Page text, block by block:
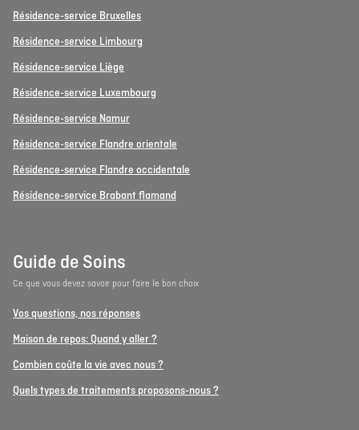
Résidence-service Bruxelles
Résidence-service Limbourg
Résidence-service Liège
Résidence-service Luxembourg
Résidence-service Namur
Résidence-service Flandre orientale
Résidence-service Flandre occidentale
Résidence-service Brabant flamand
Guide de Soins
Ce que vous devez savoir pour faire le bon choix
Vos questions, nos réponses
Maison de repos: Quand y aller ?
Combien coûte la vie avec nous ?
Quels types de traitements proposons-nous ?